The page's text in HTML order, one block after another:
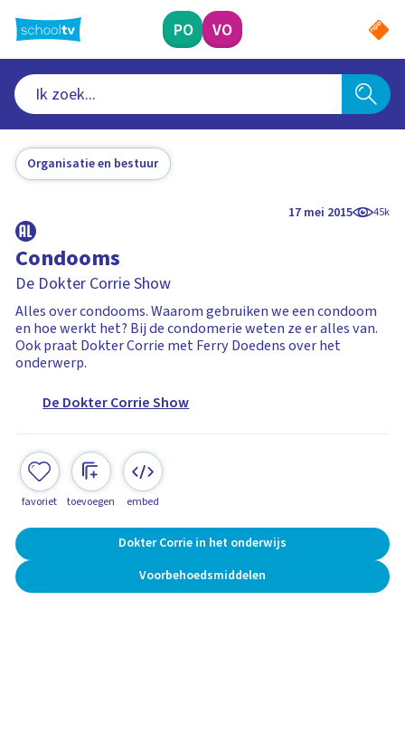
naar
hoofdinhoud
PO VO
Organisatie en bestuur
17 mei 2015 45k
Condooms
De Dokter Corrie Show
Alles over condooms. Waarom gebruiken we een condoom
en hoe werkt het? Bij de condomerie weten ze er alles van.
Ook praat Dokter Corrie met Ferry Doedens over het
onderwerp.
De Dokter Corrie Show
favoriet toevoegen embed
Dokter Corrie in het onderwijs
Voorbehoedsmiddelen